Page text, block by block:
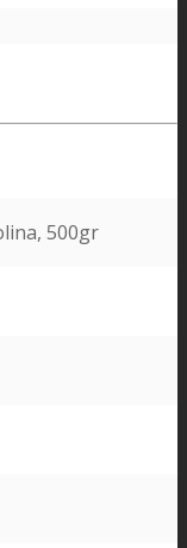
500gr